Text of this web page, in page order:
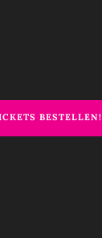
BESTELLEN!